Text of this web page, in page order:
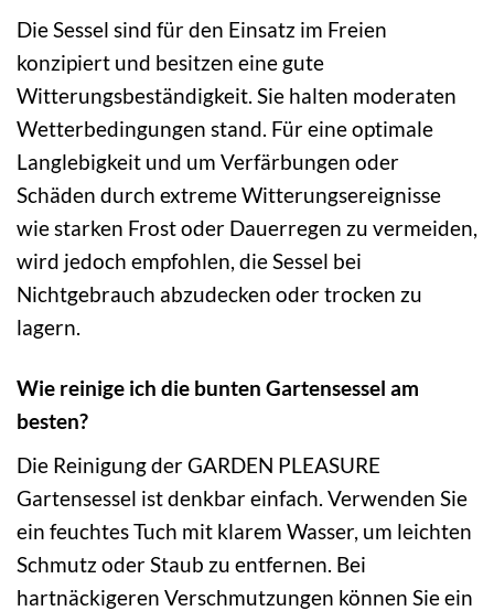
Die Sessel sind für den Einsatz im Freien
konzipiert und besitzen eine gute
Witterungsbeständigkeit. Sie halten moderaten
Wetterbedingungen stand. Für eine optimale
Langlebigkeit und um Verfärbungen oder
Schäden durch extreme Witterungsereignisse
wie starken Frost oder Dauerregen zu vermeiden,
wird jedoch empfohlen, die Sessel bei
Nichtgebrauch abzudecken oder trocken zu
lagern.
Wie reinige ich die bunten Gartensessel am
besten?
Die Reinigung der GARDEN PLEASURE
Gartensessel ist denkbar einfach. Verwenden Sie
ein feuchtes Tuch mit klarem Wasser, um leichten
Schmutz oder Staub zu entfernen. Bei
hartnäckigeren Verschmutzungen können Sie ein